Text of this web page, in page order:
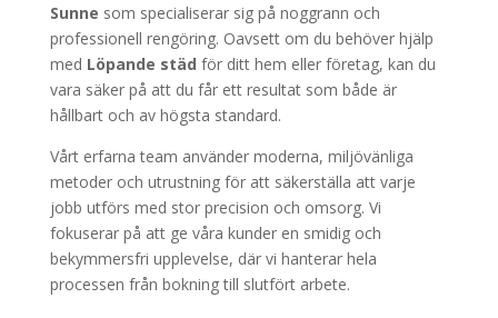
Sunne som specialiserar sig på noggrann och
professionell rengöring. Oavsett om du behöver hjälp
med Löpande städ för ditt hem eller företag, kan du
vara säker på att du får ett resultat som både är
hållbart och av högsta standard.
Vårt erfarna team använder moderna, miljövänliga
metoder och utrustning för att säkerställa att varje
jobb utförs med stor precision och omsorg. Vi
fokuserar på att ge våra kunder en smidig och
bekymmersfri upplevelse, där vi hanterar hela
processen från bokning till slutfört arbete.